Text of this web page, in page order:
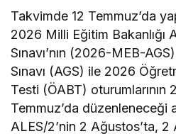
Takvimde 12 Temmuz’da
2026 Milli Eğitim Bakanlığı
Sınavı’nın (2026-MEB-
Sınavı (AGS) ile 2026
Testi (ÖABT) oturumlarının
Temmuz’da düzenleneceği
ALES/2’nin 2 Ağustos’ta, 2